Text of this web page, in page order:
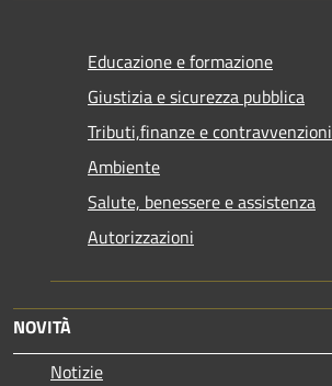
Educazione e formazione
Giustizia e sicurezza pubblica
Tributi,finanze e contravvenzioni
Ambiente
Salute, benessere e assistenza
Autorizzazioni
NOVITÀ
Notizie